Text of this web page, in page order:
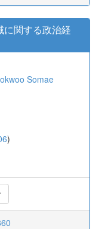
に関する政治経
Somae
)